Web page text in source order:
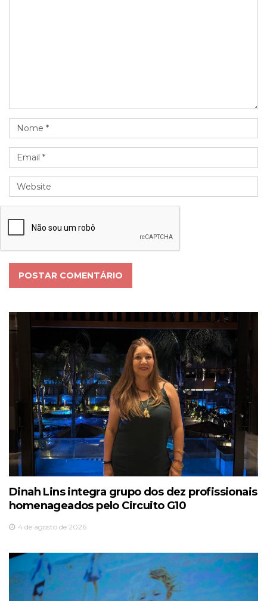
POSTAR COMENTÁRIO
Dinah Lins integra grupo dos dez profissionais
homenageados pelo Circuito G10
4 de agosto de 2026